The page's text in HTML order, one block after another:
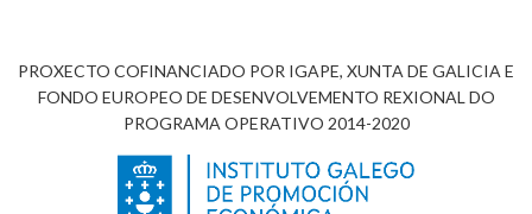
PROXECTO COFINANCIADO POR IGAPE, XUNTA DE GALICIA E
FONDO EUROPEO DE DESENVOLVEMENTO REXIONAL DO
PROGRAMA OPERATIVO 2014-2020